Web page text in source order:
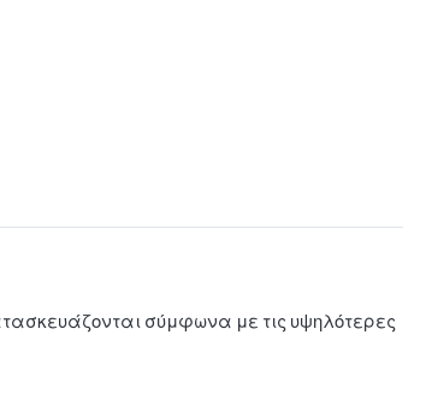
σύμφωνα με τις υψηλότερες